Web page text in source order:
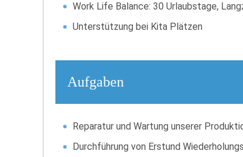
Work Life Balance: 30 Urlaubstage,
Unterstützung bei Kita Plätzen
Aufgaben
Reparatur und Wartung unserer
Durchführung von Erstund